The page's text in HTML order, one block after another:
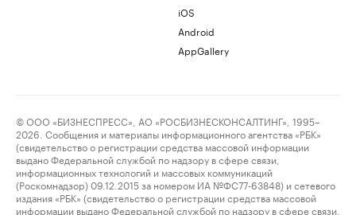
iOS
Android
AppGallery
© ООО «БИЗНЕСПРЕСС», АО «РОСБИЗНЕСКОНСАЛТИНГ», 1995–
2026. Сообщения и материалы информационного агентства «РБК»
(свидетельство о регистрации средства массовой информации
выдано Федеральной службой по надзору в сфере связи,
информационных технологий и массовых коммуникаций
(Роскомнадзор) 09.12.2015 за номером ИА №ФС77-63848) и сетевого
издания «РБК» (свидетельство о регистрации средства массовой
информации выдано Федеральной службой по надзору в сфере связи,